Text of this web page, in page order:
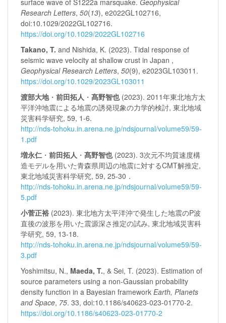
surface wave of S1222a marsquake. Geophysical
Research Letters, 50(13), e2022GL102716,
doi:10.1029/2022GL102716.
https://doi.org/10.1029/2022GL102716
Takano, T. and Nishida, K. (2023). Tidal response of
seismic wave velocity at shallow crust in Japan ,
Geophysical Research Letters, 50(9), e2023GL103011.
https://doi.org/10.1029/2023GL103011
渡部大地・ 前田拓人 ・ 髙野智也(2023). 2011年東北地方太
平洋沖地震による地震の誘発現象の力学的検討, 東北地域
災害科学研究, 59, 1-6.
http://nds-tohoku.in.arena.ne.jp/ndsjournal/volume59/59-
1.pdf
増永仁 ・ 前田拓人 ・ 髙野智也(2023). 3次元不均質速度構
造モデルを用いた青森県周辺の地震に対するCMT解推定,
東北地域災害科学研究, 59, 25-30．
http://nds-tohoku.in.arena.ne.jp/ndsjournal/volume59/59-
5.pdf
小菅正裕 (2023). 東北地方太平洋沖で発生した地震のP波
直後の波形を用いた震源深さ推定の試み, 東北地域災害科
学研究, 59, 13-18.
http://nds-tohoku.in.arena.ne.jp/ndsjournal/volume59/59-
3.pdf
Yoshimitsu, N., Maeda, T., & Sei, T. (2023). Estimation of
source parameters using a non-Gaussian probability
density function in a Bayesian framework Earth, Planets
and Space, 75. 33, doi:10.1186/s40623-023-01770-2.
https://doi.org/10.1186/s40623-023-01770-2